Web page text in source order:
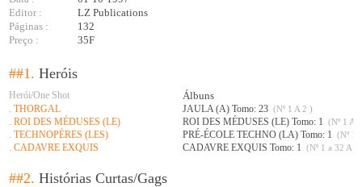
Editor :
LZ Publications
Páginas :
132
Preço :
35F
##1.Heróis
Herói/One Shot Álbuns
. THORGAL JAULA (A) Tomo: 23 (Nº 1 A 2 )
. ROI DES MÉDUSES (LE) ROI DES MÉDUSES (LE) Tomo: 1 (Nº 1 A
. TECHNOPÈRES (LES) PRÉ-ÉCOLE TECHNO (LA) Tomo: 1 (Nº 1
. CADAVRE EXQUIS CADAVRE EXQUIS Tomo: 1 (Nº 1 a 32 A
##2.Histórias Curtas/Gags